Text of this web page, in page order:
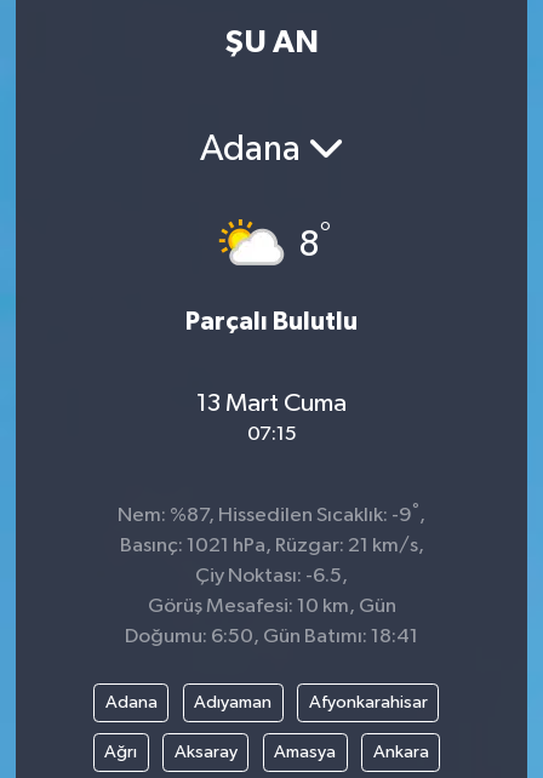
ŞU AN
Adana
8°
Parçalı Bulutlu
13 Mart Cuma
07:15
Nem: %87, Hissedilen Sıcaklık: -9° ,
Basınç: 1021 hPa, Rüzgar: 21 km/s,
Çiy Noktası: -6.5,
Görüş Mesafesi: 10 km, Gün
Doğumu: 6:50, Gün Batımı: 18:41
Adana Adıyaman Afyonkarahisar
Ağrı Aksaray Amasya Ankara